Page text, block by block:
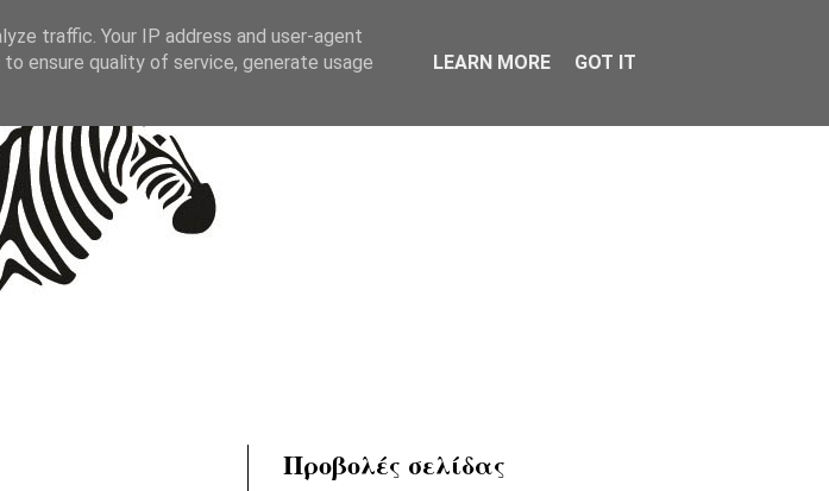
Προβολές σελίδας
traffic. Your IP address and user-agent
ensure quality of service, generate usage
LEARN MORE GOT IT